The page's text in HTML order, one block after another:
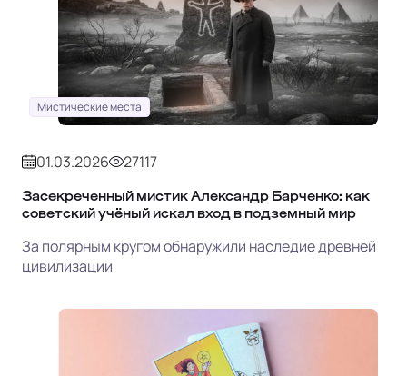
Мистические места
01.03.2026 27117
Засекреченный мистик Александр Барченко: как
советский учёный искал вход в подземный мир
За полярным кругом обнаружили наследие древней
цивилизации